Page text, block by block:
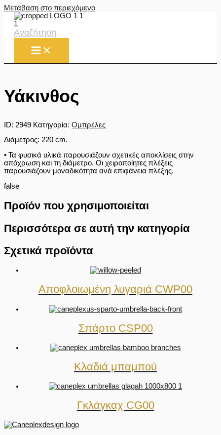
Μετάβαση στο περιεχόμενο
Αναζήτηση
Υάκινθος
ID: 2949 Κατηγορία: Ομπρέλες
Διάμετρος: 220 cm.
• Τα φυσικά υλικά παρουσιάζουν σχετικές αποκλίσεις στην
απόχρωση και τη διάμετρο. Οι χειροποίητες πλέξεις
παρουσιάζουν μοναδικότητα ανά επιφάνεια πλέξης.
false
Προϊόν που χρησιμοποιείται
Περισσότερα σε αυτή την κατηγορία
Σχετικά προϊόντα
Αποφλοιωμένη λυγαριά CWP00
Σπάρτο CSP00
Κλαδιά μπαμπού
Γκλάγκαχ CG00